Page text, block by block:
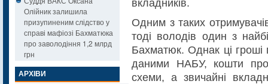
Олійник залишила
призупиненим слідство у
справі мафіозі Бахматюка
про заволодіння 1,2 млрд
грн
АРХІВИ
вкладників.
Одним з таких
тоді володів один з
Бахматюк. Однак ці гроші
даними НАБУ, кошти
схеми, а звичайні